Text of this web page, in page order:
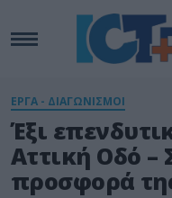
ΕΡΓΑ - ΔΙΑΓΩΝΙΣΜΟΙ
Έξι
Αττική Οδό –
προσφορά